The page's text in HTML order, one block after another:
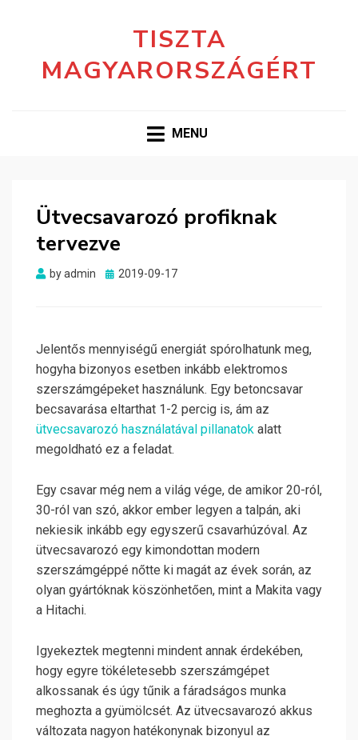
TISZTA
MAGYARORSZÁGÉRT
MENU
Ütvecsavarozó profiknak
tervezve
byadmin
Posted
2019-09-17
Jelentős mennyiségű energiát spórolhatunk meg,
hogyha bizonyos esetben inkább elektromos
szerszámgépeket használunk. Egy betoncsavar
becsavarása eltarthat 1-2 percig is, ám az
ütvecsavarozó használatával pillanatok alatt
megoldható ez a feladat.
Egy csavar még nem a világ vége, de amikor 20-ról,
30-ról van szó, akkor ember legyen a talpán, aki
nekiesik inkább egy egyszerű csavarhúzóval. Az
ütvecsavarozó egy kimondottan modern
szerszámgéppé nőtte ki magát az évek során, az
olyan gyártóknak köszönhetően, mint a Makita vagy
a Hitachi.
Igyekeztek megtenni mindent annak érdekében,
hogy egyre tökéletesebb szerszámgépet
alkossanak és úgy tűnik a fáradságos munka
meghozta a gyümölcsét. Az ütvecsavarozó akkus
változata nagyon hatékonynak bizonyul az